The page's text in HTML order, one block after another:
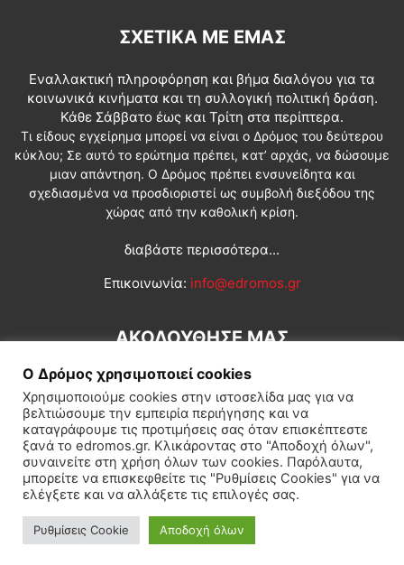
ΣΧΕΤΙΚΆ ΜΕ ΕΜΆΣ
Εναλλακτική πληροφόρηση και βήμα διαλόγου για τα
κοινωνικά κινήματα και τη συλλογική πολιτική δράση.
Κάθε Σάββατο έως και Τρίτη στα περίπτερα.
Τι είδους εγχείρημα μπορεί να είναι ο Δρόμος του δεύτερου
κύκλου; Σε αυτό το ερώτημα πρέπει, κατ’ αρχάς, να δώσουμε
μιαν απάντηση. Ο Δρόμος πρέπει ενσυνείδητα και
σχεδιασμένα να προσδιοριστεί ως συμβολή διεξόδου της
χώρας από την καθολική κρίση.
διαβάστε περισσότερα...
Επικοινωνία: info@edromos.gr
ΑΚΟΛΟΥΘΗΣΕ ΜΑΣ
Εγγραφή συνδρομητή Πολιτική Διεθνή Κοινωνία
Πολιτισμός Αφιερώματα
© Δρόμος της Αριστεράς
Ο Δρόμος χρησιμοποιεί cookies
Χρησιμοποιούμε cookies στην ιστοσελίδα μας για να
βελτιώσουμε την εμπειρία περιήγησης και να
καταγράφουμε τις προτιμήσεις σας όταν επισκέπτεστε
ξανά το edromos.gr. Κλικάροντας στο "Αποδοχή όλων",
συναινείτε στη χρήση όλων των cookies. Παρόλαυτα,
μπορείτε να επισκεφθείτε τις "Ρυθμίσεις Cookies" για να
ελέγξετε και να αλλάξετε τις επιλογές σας.
Ρυθμίσεις Cookie Αποδοχή όλων